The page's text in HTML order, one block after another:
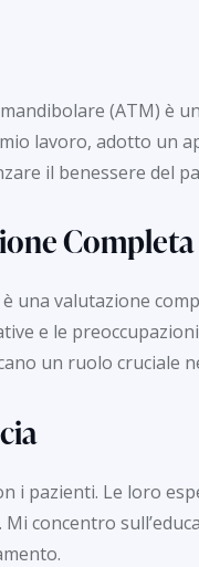
(ATM) è
lavoro, adotto un
il benessere del
Completa
una valutazione
e le
un ruolo cruciale
i pazienti. Le loro
concentro